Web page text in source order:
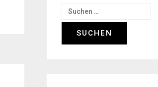
Suchen
nach: